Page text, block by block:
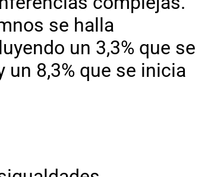
se halla
un 3,3% que se
8,3% que se inicia